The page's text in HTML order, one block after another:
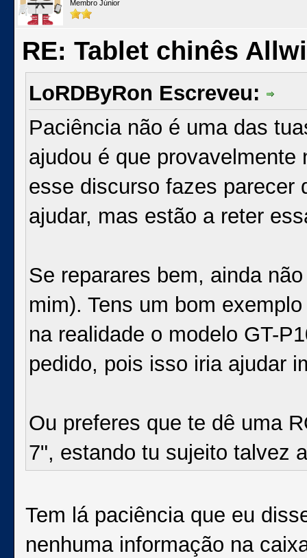
Membro Júnior
RE: Tablet chinês
LoRDByRon Escreveu:
Paciência não é uma das
ajudou é que
esse discurso fazes parecer
ajudar, mas estão a reter
Se reparares bem, ainda
mim). Tens um bom
na realidade o modelo GT-
pedido, pois isso iria ajudar
Ou preferes que te dê uma
7", estando tu sujeito talvez
Tem lá paciência que eu
nenhuma informação na